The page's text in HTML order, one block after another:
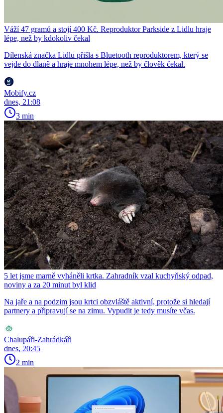
Váží 47 gramů a stojí 400 Kč. Reproduktor Parkside z Lidlu hraje
lépe, než by kdokoliv čekal
Dílenská značka Lidlu přišla s Bluetooth reproduktorem, který se
vejde do dlaně a hraje mnohem lépe, než by člověk čekal.
Mobify.cz
dnes, 21:08
3 min
5 let jsme marně vyháněli krtka. Zahradník vzal kuchyňský odpad,
noviny a za 20 minut byl klid
Na jaře a na podzim jsou krtci obzvláště aktivní, protože si hledají
partnery a připravují se na zimu. Vypudit je tedy musíte včas.
Chalupáři-Zahrádkáři
dnes, 20:45
2 min